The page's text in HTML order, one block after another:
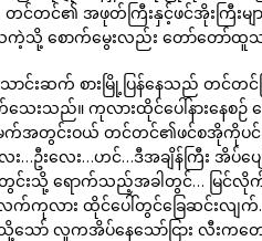
တင်၏ အဖုတ်ကြီးနှင့်ဖင်အိုးကြီးမျ
စောက်မွေးလည်း တော်တော်ထူ
င်းဆက် စားမြို့ပြန်နေသည် တင်တ
သည်။ ကုလားထိုင်ပေါ်နားနေစဉ် မှ
မက်အတွင်းဝယ် တင်တင်၏ဖင်စအိုကိုပ
း…ဦးလေး…ဟင်…ဒီအချိန်ကြီး အိပ်ပ
သို့ ရောက်သည့်အခါတွင်… မြင်လို
လား ထိုင်ပေါ်တွင်ခြေဆင်းလျက်…
သော် လူကအိပ်နေသော်ငြား လီးက